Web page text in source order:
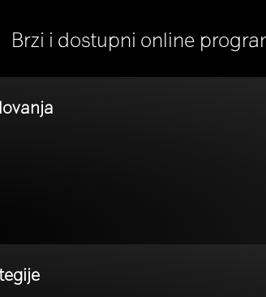
Brzi i dostupni online